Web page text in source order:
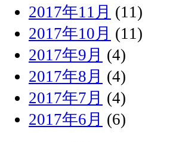
2017年11月 (11)
2017年10月 (11)
2017年9月 (4)
2017年8月 (4)
2017年7月 (4)
2017年6月 (6)